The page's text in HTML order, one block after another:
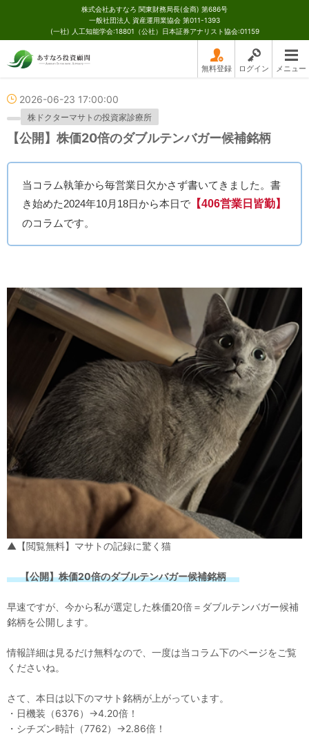
株式会社あすなろ 関東財務局長(金商) 第686号
一般社団法人 資産運用業協会 第011-1393
(一社) 人工知能学会:18801（公社）日本証券アナリスト協会:01159
無料登録 ログイン メニュー
2026-06-23 17:00:00
株ドクターマサトの投資家診療所
【公開】株価20倍のダブルテンバガー候補銘柄
当コラム執筆から毎営業日欠かさず書いてきました。書
き始めた2024年10月18日から本日で 【406営業日皆勤】
のコラムです。
▲【閲覧無料】マサトの記録に驚く猫
【公開】株価20倍のダブルテンバガー候補銘柄
早速ですが、今から私が選定した株価20倍＝ダブルテンバガー候補
銘柄を公開します。
情報詳細は見るだけ無料なので、一度は当コラム下のページをご覧
くださいね。
さて、本日は以下のマサト銘柄が上がっています。
・日機装（6376）→4.20倍！
・シチズン時計（7762）→2.86倍！